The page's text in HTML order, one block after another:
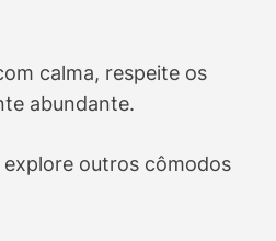
calma, respeite os
abundante.
outros cômodos